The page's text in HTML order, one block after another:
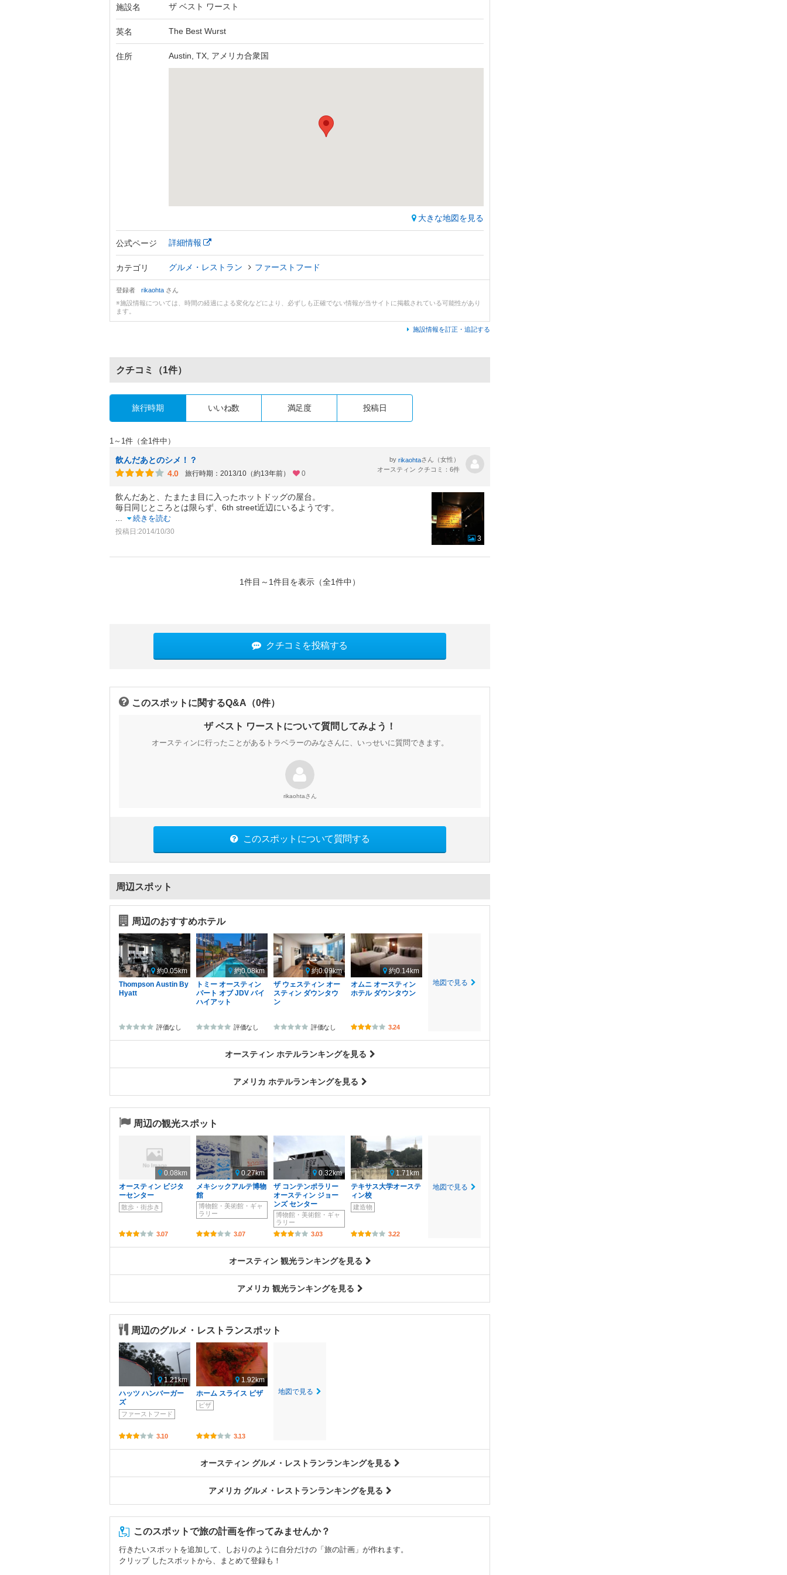
施設名 ザ ベスト ワースト
英名 The Best Wurst
住所 Austin, TX, アメリカ合衆国
大きな地図を見る
公式ページ 詳細情報
カテゴリ グルメ・レストラン ファーストフード
登録者 rikaohta さん
※施設情報については、時間の経過による変化などにより、必ずしも正確でない情報が当サイトに掲載されている可能性があり
ます。
施設情報を訂正・追記する
クチコミ （1件）
旅行時期 いいね数 満足度 投稿日
1～1件（全1件中）
飲んだあとのシメ！？
4.0
旅行時期：2013/10（約13年前） 0
by rikaohtaさん（女性）
オースティン クチコミ：6件
飲んだあと、たまたま目に入ったホットドッグの屋台。
毎日同じところとは限らず、6th street近辺にいるようです。
続きを読む
投稿日:2014/10/30
3
1件目～1件目を表示（全1件中）
クチコミを投稿する
このスポットに関するQ&A（0件）
ザ ベスト ワーストについて質問してみよう！
オースティンに行ったことがあるトラベラーのみなさんに、いっせいに質問できます。
rikaohtaさん
このスポットについて質問する
周辺スポット
周辺のおすすめホテル
約0.05km
Thompson Austin By
Hyatt
評価なし
約0.08km
トミー オースティン
パート オブ JDV バイ
ハイアット
評価なし
約0.09km
ザ ウェスティン オー
スティン ダウンタウ
ン
評価なし
約0.14km
オムニ オースティン
ホテル ダウンタウン
3.24
地図で見る
オースティン ホテルランキングを見る
アメリカ ホテルランキングを見る
周辺の観光スポット
0.08km
オースティン ビジタ
ーセンター
散歩・街歩き
3.07
0.27km
メキシックアルテ博物
館
博物館・美術館・ギャ
ラリー
3.07
0.32km
ザ コンテンポラリー
オースティン ジョー
ンズ センター
博物館・美術館・ギャ
ラリー
3.03
1.71km
テキサス大学オーステ
ィン校
建造物
3.22
地図で見る
オースティン 観光ランキングを見る
アメリカ 観光ランキングを見る
周辺のグルメ・レストランスポット
1.21km
ハッツ ハンバーガー
ズ
ファーストフード
3.10
1.92km
ホーム スライス ピザ
ピザ
3.13
地図で見る
オースティン グルメ・レストランランキングを見る
アメリカ グルメ・レストランランキングを見る
このスポットで旅の計画を作ってみませんか？
行きたいスポットを追加して、しおりのように自分だけの「旅の計画」が作れます。
クリップ したスポットから、まとめて登録も！